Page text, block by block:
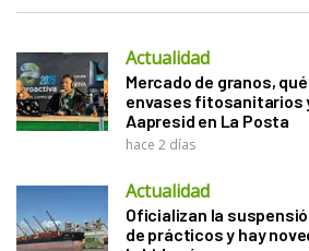
Actualidad
Mercado de granos,
envases fitosanitarios
Aapresid en La Posta
hace 2 días
Actualidad
Oficializan la
de prácticos y hay